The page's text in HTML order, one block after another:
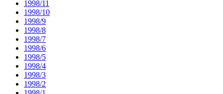
1998/11
1998/10
1998/9
1998/8
1998/7
1998/6
1998/5
1998/4
1998/3
1998/2